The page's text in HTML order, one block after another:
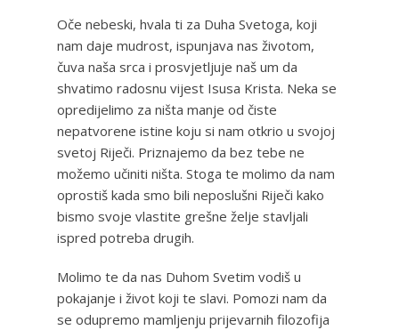
Oče nebeski, hvala ti za Duha Svetoga, koji
nam daje mudrost, ispunjava nas životom,
čuva naša srca i prosvjetljuje naš um da
shvatimo radosnu vijest Isusa Krista. Neka se
opredijelimo za ništa manje od čiste
nepatvorene istine koju si nam otkrio u svojoj
svetoj Riječi. Priznajemo da bez tebe ne
možemo učiniti ništa. Stoga te molimo da nam
oprostiš kada smo bili neposlušni Riječi kako
bismo svoje vlastite grešne želje stavljali
ispred potreba drugih.
Molimo te da nas Duhom Svetim vodiš u
pokajanje i život koji te slavi. Pomozi nam da
se odupremo mamljenju prijevarnih filozofija